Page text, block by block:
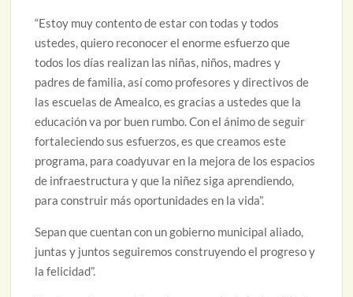
“Estoy muy contento de estar con todas y todos
ustedes, quiero reconocer el enorme esfuerzo que
todos los días realizan las niñas, niños, madres y
padres de familia, así como profesores y directivos de
las escuelas de Amealco, es gracias a ustedes que la
educación va por buen rumbo. Con el ánimo de seguir
fortaleciendo sus esfuerzos, es que creamos este
programa, para coadyuvar en la mejora de los espacios
de infraestructura y que la niñez siga aprendiendo,
para construir más oportunidades en la vida”.
Sepan que cuentan con un gobierno municipal aliado,
juntas y juntos seguiremos construyendo el progreso y
la felicidad”.